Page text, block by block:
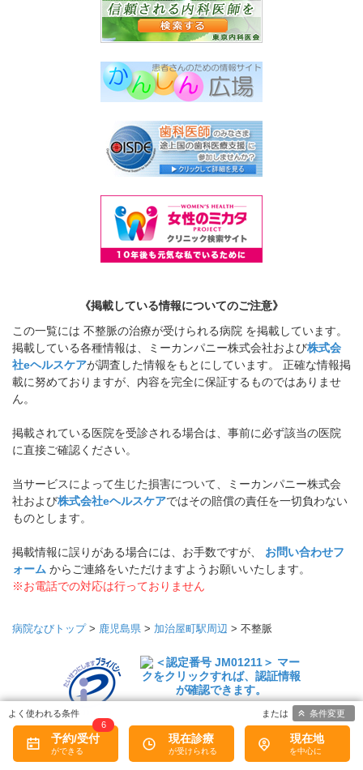
《掲載している情報についてのご注意》
この一覧には 不整脈の治療が受けられる病院 を掲載しています。
掲載している各種情報は、ミーカンパニー株式会社および株式会
社eヘルスケアが調査した情報をもとにしています。 正確な情報掲
載に努めておりますが、内容を完全に保証するものではありませ
ん。
掲載されている医院を受診される場合は、事前に必ず該当の医院
に直接ご確認ください。
当サービスによって生じた損害について、ミーカンパニー株式会
社および株式会社eヘルスケアではその賠償の責任を一切負わない
ものとします。
掲載情報に誤りがある場合には、お手数ですが、 お問い合わせフ
ォーム からご連絡をいただけますようお願いいたします。
※お電話での対応は行っておりません
病院なびトップ> 鹿児島県 > 加治屋町駅周辺 > 不整脈
プライバシーマー
クについて
予約/受付
6
現在診療 現在地
条件変更